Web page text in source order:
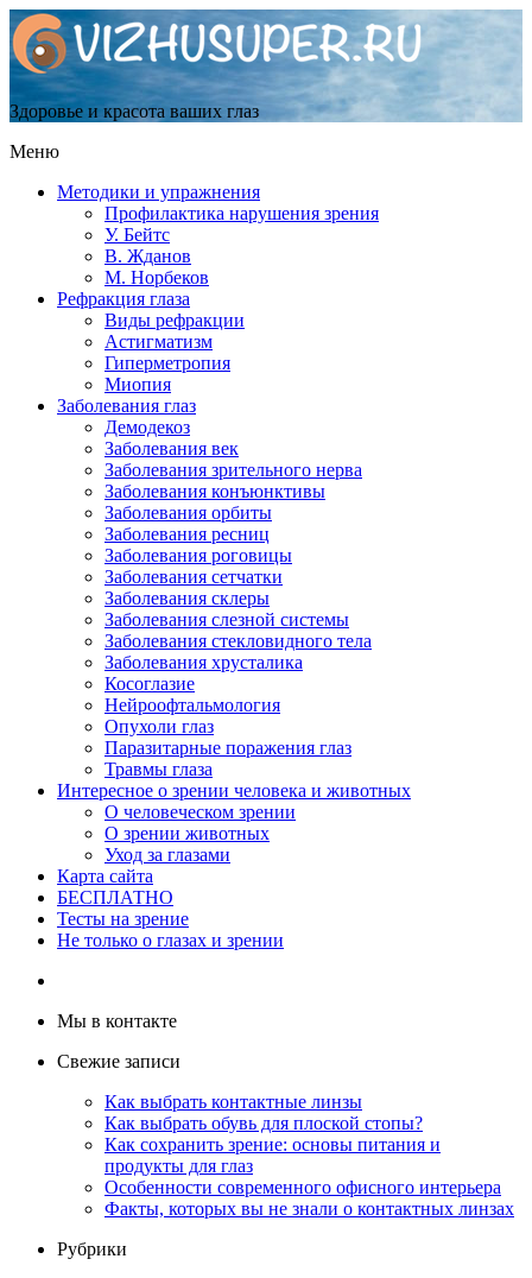
Здоровье и красота ваших глаз
Меню
Методики и упражнения
Профилактика нарушения зрения
У. Бейтс
В. Жданов
М. Норбеков
Рефракция глаза
Виды рефракции
Астигматизм
Гиперметропия
Миопия
Заболевания глаз
Демодекоз
Заболевания век
Заболевания зрительного нерва
Заболевания конъюнктивы
Заболевания орбиты
Заболевания ресниц
Заболевания роговицы
Заболевания сетчатки
Заболевания склеры
Заболевания слезной системы
Заболевания стекловидного тела
Заболевания хрусталика
Косоглазие
Нейроофтальмология
Опухоли глаз
Паразитарные поражения глаз
Травмы глаза
Интересное о зрении человека и животных
О человеческом зрении
О зрении животных
Уход за глазами
Карта сайта
БЕСПЛАТНО
Тесты на зрение
Не только о глазах и зрении
Мы в контакте
Свежие записи
Как выбрать контактные линзы
Как выбрать обувь для плоской стопы?
Как сохранить зрение: основы питания и
продукты для глаз
Особенности современного офисного интерьера
Факты, которых вы не знали о контактных линзах
Рубрики